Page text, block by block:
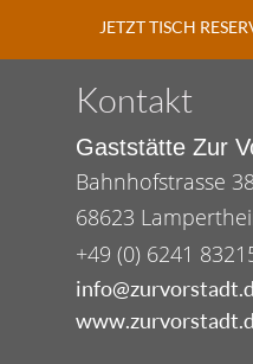
Kontakt
Gaststätte Zur
Bahnhofstrasse 38
68623
+49 (0) 6241
JETZT TISCH